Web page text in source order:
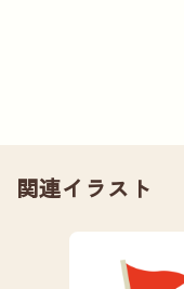
関連イラスト